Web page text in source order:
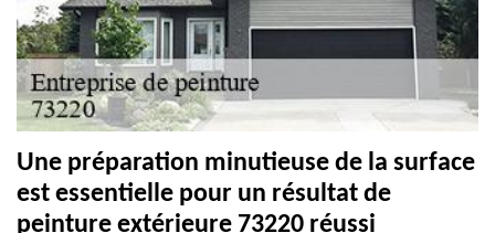
Une préparation minutieuse de la surface
est essentielle pour un résultat de
peinture extérieure 73220 réussi